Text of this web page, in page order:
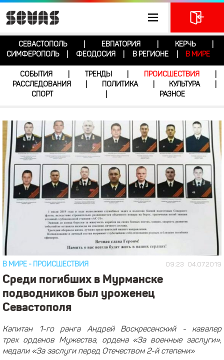
СЕВАСТОПОЛЬ ЕВПАТОРИЯ КЕРЧЬ
СИМФЕРОПОЛЬ
ФЕОДОСИЯ В РЕГИОНЕ В МИРЕ
СОБЫТИЯ ТРЕНДЫ ПРОИСШЕСТВИЯ
РАССЛЕДОВАНИЯ
ПОЛИТИКА КУЛЬТУРА
СПОРТ
РАЗНОЕ
09:23 04.07.2019
В МИРЕ - ПРОИСШЕСТВИЯ
Среди погибших в Мурманске
подводников был уроженец
Севастополя
Капитан 1-го ранга Андрей Воскресенский - кавалер
трех орденов Мужества, ордена «За военные заслуги»,
медали «За заслуги перед Отечеством 2-й степени»